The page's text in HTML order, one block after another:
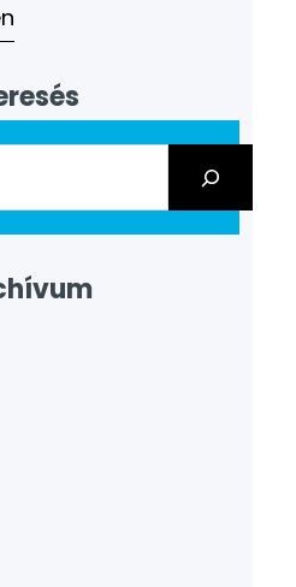
legkésőbb
25-ig, hétfőig lehet
Klára tanárnőnél.